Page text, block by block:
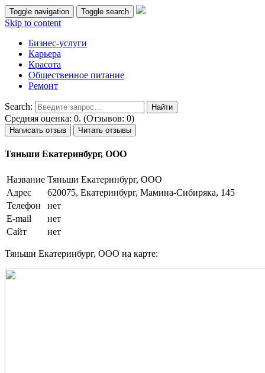
Toggle navigation Toggle search
Skip to content
Бизнес-услуги
Карьера
Красота
Общественное питание
Ремонт
Search:
Средняя оценка: 0. (Отзывов: 0)
Написать отзыв Читать отзывы
Тяньши Екатеринбург, ООО
Название Тяньши Екатеринбург, ООО
Адрес
620075, Екатеринбург, Мамина-Сибиряка, 145
Телефон
нет
E-mail
нет
Сайт
нет
Тяньши Екатеринбург, ООО на карте: